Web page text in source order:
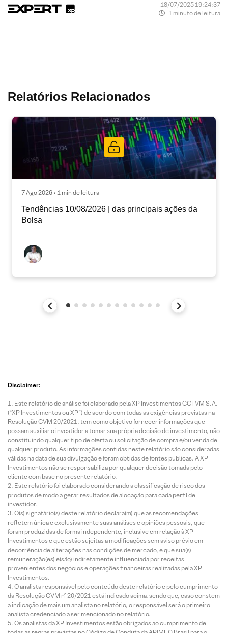
18/07/2025 19:24:37
1 minuto de leitura
Relatórios Relacionados
7 Ago 2026 • 1 min de leitura
Tendências 10/08/2026 | das principais ações da
Bolsa
Disclaimer:
Este relatório de análise foi elaborado pela XP Investimentos CCTVM S.A.
(“XP Investimentos ou XP”) de acordo com todas as exigências previstas na
Resolução CVM 20/2021, tem como objetivo fornecer informações que
possam auxiliar o investidor a tomar sua própria decisão de investimento, não
constituindo qualquer tipo de oferta ou solicitação de compra e/ou venda de
qualquer produto. As informações contidas neste relatório são consideradas
válidas na data de sua divulgação e foram obtidas de fontes públicas. A XP
Investimentos não se responsabiliza por qualquer decisão tomada pelo
cliente com base no presente relatório.
Este relatório foi elaborado considerando a classificação de risco dos
produtos de modo a gerar resultados de alocação para cada perfil de
investidor.
O(s) signatário(s) deste relatório declara(m) que as recomendações
refletem única e exclusivamente suas análises e opiniões pessoais, que
foram produzidas de forma independente, inclusive em relação à XP
Investimentos e que estão sujeitas a modificações sem aviso prévio em
decorrência de alterações nas condições de mercado, e que sua(s)
remuneração(es) é(são) indiretamente influenciada por receitas
provenientes dos negócios e operações financeiras realizadas pela XP
Investimentos.
O analista responsável pelo conteúdo deste relatório e pelo cumprimento
da Resolução CVM nº 20/2021 está indicado acima, sendo que, caso constem
a indicação de mais um analista no relatório, o responsável será o primeiro
analista credenciado a ser mencionado no relatório.
Os analistas da XP Investimentos estão obrigados ao cumprimento de